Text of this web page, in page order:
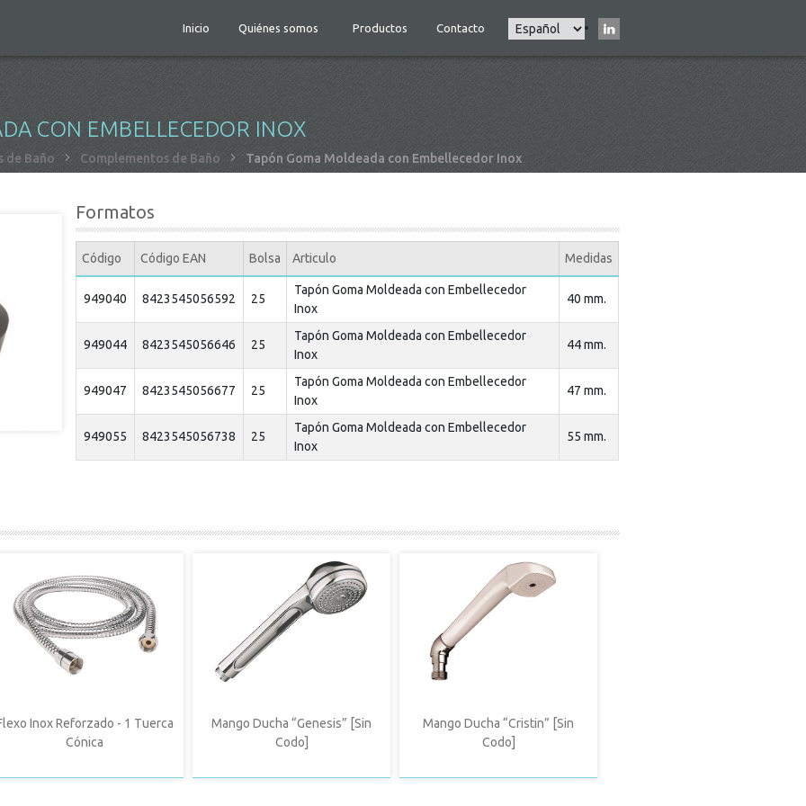
Main
navigation
Inicio Quiénes somos Productos Contacto
Select
your
language
CON EMBELLECEDOR INOX
de Baño Complementos de Baño Tapón Goma Moldeada con Embellecedor Inox
Formatos
Código Código EAN Bolsa Articulo Medidas
949040 8423545056592 25
Tapón Goma Moldeada con Embellecedor
Inox
40 mm.
949044 8423545056646 25
Tapón Goma Moldeada con Embellecedor
Inox
44 mm.
949047 8423545056677 25
Tapón Goma Moldeada con Embellecedor
Inox
47 mm.
949055 8423545056738 25
Tapón Goma Moldeada con Embellecedor
Inox
55 mm.
Inox Reforzado - 1 Tuerca
Cónica
Mango Ducha “Genesis” [Sin
Codo]
Mango Ducha “Cristin” [Sin
Codo]